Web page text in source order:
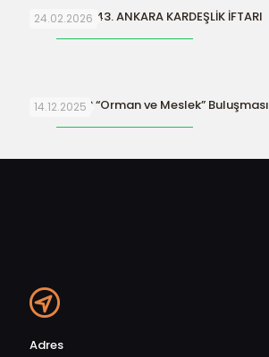
24.02.2026
ORFAMDER 43. ANKARA KARDEŞLİK İFTARI
14.12.2025
ORFAMDER “Orman ve Meslek” Buluşması
Adres